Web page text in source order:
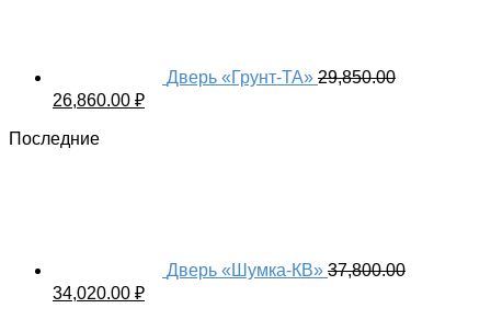
Дверь «Грунт-ТА» 29,850.00
26,860.00 ₽
Последние
Дверь «Шумка-КВ» 37,800.00
34,020.00 ₽